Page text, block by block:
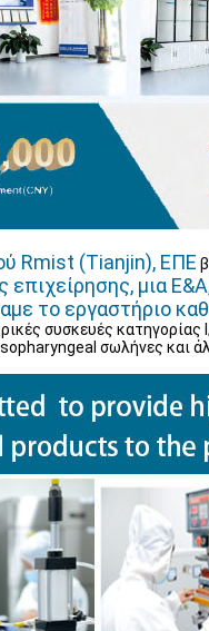
Rmist (Tianjin), ΕΠΕ
επιχείρησης, μια
το εργαστήριο
συσκευές
σωλήνες και